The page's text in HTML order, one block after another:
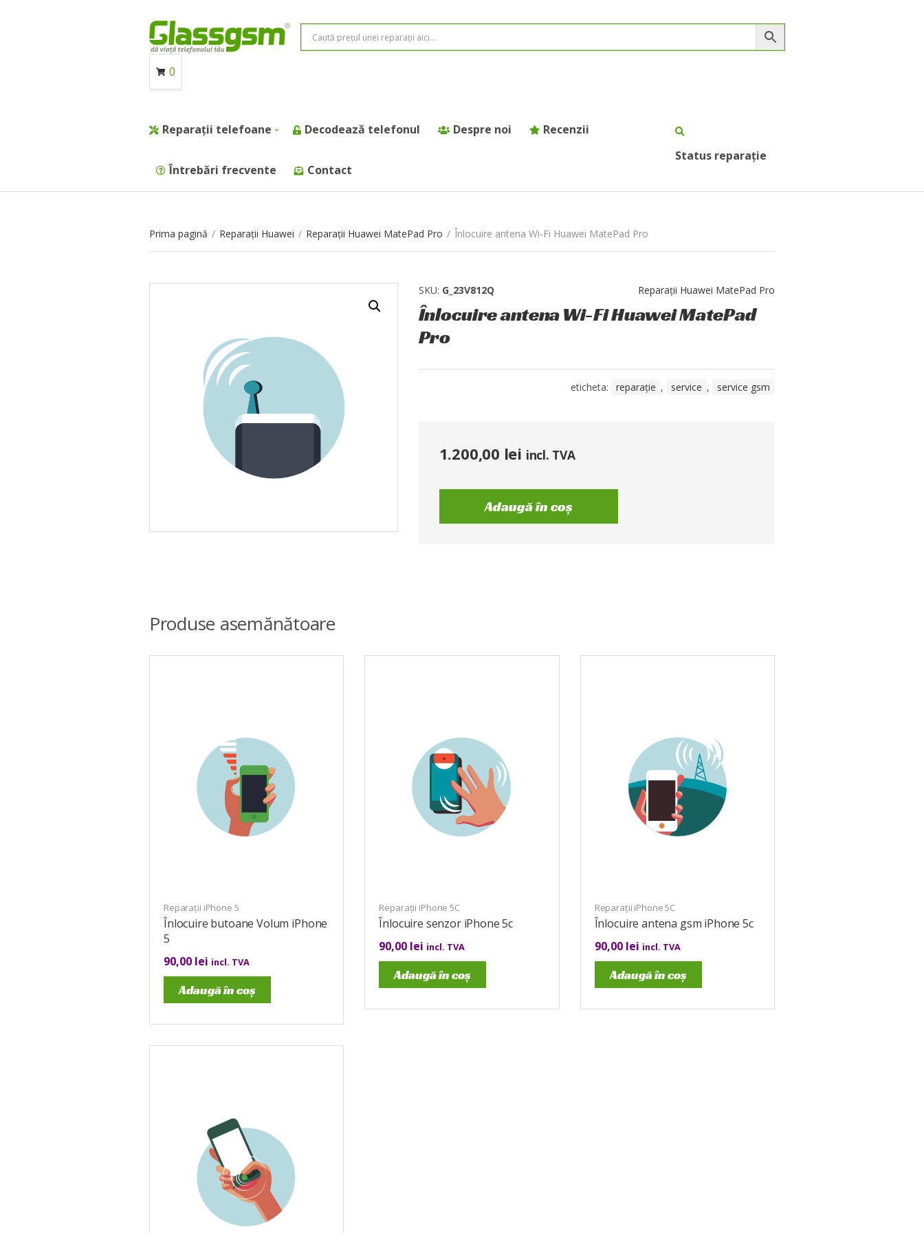
0
Reparații telefoane Decodează telefonul Despre noi Recenzii
Întrebări frecvente Contact
Status reparație
Prima pagină / Reparații Huawei / Reparații Huawei MatePad Pro / Înlocuire antena Wi-Fi Huawei MatePad Pro
SKU: G_23V812Q Reparații Huawei MatePad Pro
Înlocuire antena Wi-Fi Huawei MatePad
Pro
eticheta: reparație , service , service gsm
1.200,00 lei incl. TVA
Adaugă în coș
Produse asemănătoare
Reparații iPhone 5
Înlocuire butoane Volum iPhone
5
90,00 lei incl. TVA
Adaugă în coș
Reparații iPhone 5C
Înlocuire senzor iPhone 5c
90,00 lei incl. TVA
Adaugă în coș
Reparații iPhone 5C
Înlocuire antena gsm iPhone 5c
90,00 lei incl. TVA
Adaugă în coș